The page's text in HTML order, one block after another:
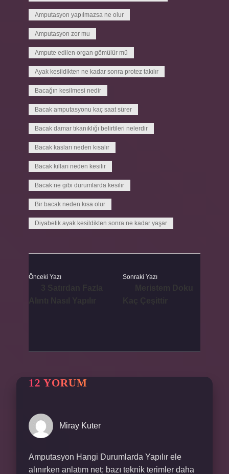
Amputasyon yapılmazsa ne olur
Amputasyon zor mu
Ampute edilen organ gömülür mü
Ayak kesildikten ne kadar sonra protez takılır
Bacağın kesilmesi nedir
Bacak amputasyonu kaç saat sürer
Bacak damar tıkanıklığı belirtileri nelerdir
Bacak kasları neden kısalır
Bacak kılları neden kesilir
Bacak ne gibi durumlarda kesilir
Bir bacak neden kısa olur
Diyabetik ayak kesildikten sonra ne kadar yaşar
Önceki Yazı Sonraki Yazı
12 YORUM
Miray Kuter
Amputasyon Hangi Durumlarda Yapılır ele
alınırken anlatım net; bazı teknik terimler daha